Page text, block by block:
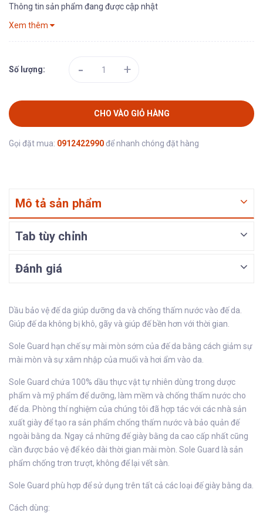
Thông tin sản phẩm đang được cập nhật
Xem thêm
Số lượng: - +
CHO VÀO GIỎ HÀNG
Gọi đặt mua: 0912422990để nhanh chóng đặt hàng
Mô tả sản phẩm
Tab tùy chỉnh
Đánh giá
Dầu bảo vệ đế da giúp dưỡng da và chống thấm nước vào đế da.
Giúp đế da không bị khô, gãy và giúp đế bền hơn với thời gian.
Sole Guard hạn chế sự mài mòn sớm của đế da bằng cách giảm sự
mài mòn và sự xâm nhập của muối và hơi ẩm vào da.
Sole Guard chứa 100% dầu thực vật tự nhiên dùng trong dược
phẩm và mỹ phẩm để dưỡng, làm mềm và chống thấm nước cho
đế da. Phòng thí nghiệm của chúng tôi đã hợp tác với các nhà sản
xuất giày để tạo ra sản phẩm chống thấm nước và bảo quản đế
ngoài bằng da. Ngay cả những đế giày bằng da cao cấp nhất cũng
cần được bảo vệ để kéo dài thời gian mài mòn. Sole Guard là sản
phẩm chống trơn trượt, không để lại vết sàn.
Sole Guard phù hợp để sử dụng trên tất cả các loại đế giày bằng da.
Cách dùng: